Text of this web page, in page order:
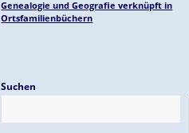
Genealogie und Geografie verknüpft in
Ortsfamilienbüchern
Suchen